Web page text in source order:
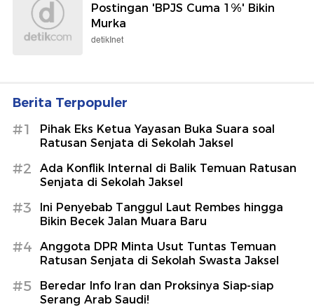
Postingan 'BPJS Cuma 1%' Bikin
Murka
detikInet
Berita Terpopuler
#1
Pihak Eks Ketua Yayasan Buka Suara soal
Ratusan Senjata di Sekolah Jaksel
#2
Ada Konflik Internal di Balik Temuan Ratusan
Senjata di Sekolah Jaksel
#3
Ini Penyebab Tanggul Laut Rembes hingga
Bikin Becek Jalan Muara Baru
#4
Anggota DPR Minta Usut Tuntas Temuan
Ratusan Senjata di Sekolah Swasta Jaksel
#5
Beredar Info Iran dan Proksinya Siap-siap
Serang Arab Saudi!